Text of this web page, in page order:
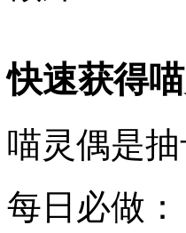
快速获得
喵灵偶是
每日必做：